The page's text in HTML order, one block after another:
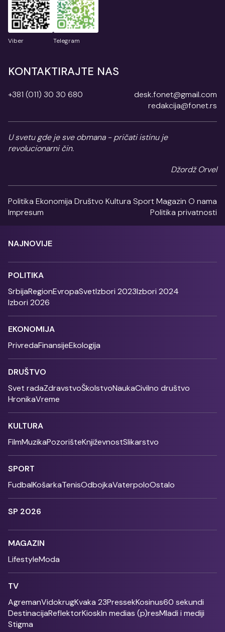
Viber Telegram
KONTAKTIRAJTE NAS
+381 (011) 30 30 680
desk.fonet@gmail.com
redakcija@fonet.rs
U svetu gde je sve obmana - pričati istinu je
revolucionarni čin.
Džordž Orvel
Politika Ekonomija Društvo Kultura SportMagazin O nama
Impresum
Politika privatnosti
NAJNOVIJE
POLITIKA
SrbijaRegionEvropaSvetIzbori 2023Izbori 2024
Izbori 2026
EKONOMIJA
PrivredaFinansijeEkologija
DRUŠTVO
Svet radaZdravstvoŠkolstvoNaukaCivilno društvo
HronikaVreme
KULTURA
FilmMuzikaPozorišteKnjiževnostSlikarstvo
SPORT
FudbalKošarkaTenisOdbojkaVaterpoloOstalo
SP 2026
MAGAZIN
LifestyleModa
TV
AgremanVidokrugKvaka 23PressekKosinus60 sekundi
DestinacijaReflektorKioskIn medias (p)resMladi i mediji
Stigma